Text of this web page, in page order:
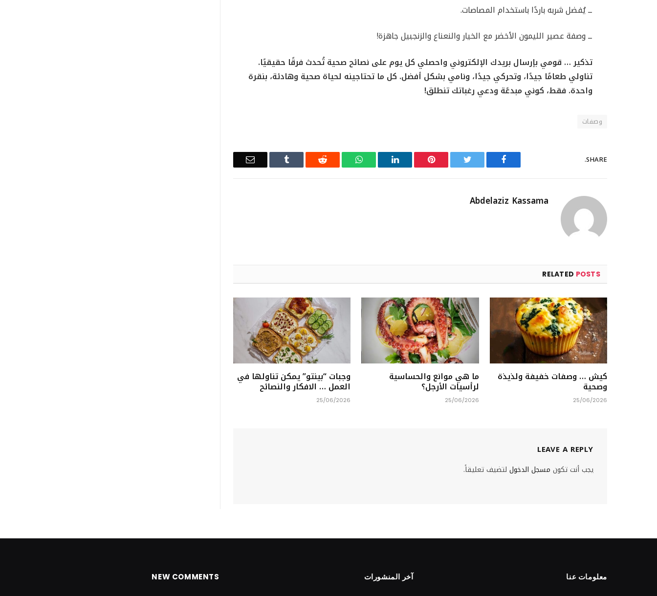
ــ يُفضل شربه باردًا باستخدام المصاصات.
ــ وصفة عصير الليمون الأخضر مع الخيار والنعناع والزنجبيل جاهزة!
تذكير … قومي بإرسال بريدك الإلكتروني واحصلي كل يوم على نصائح صحية تُحدث فرقًا حقيقيًا.
تناولي طعامًا جيدًا، وتحركي جيدًا، ونامي بشكل أفضل. كل ما تحتاجينه لحياة صحية وهادئة، بنقرة
واحدة. فقط، كوني مبدعًة ودعي رغباتك تنطلق!
وصفات
SHARE.
Facebook
Pinterest
LinkedIn
WhatsApp
Reddit
Tumblr
Email
Abdelaziz Kassama
RELATED POSTS
كيش … وصفات خفيفة ولذيذة
وصحية
25/06/2026
ما هي موانع والحساسية
لرأسيات الأرجل؟
25/06/2026
وجبات “بينتو” يمكن تناولها في
العمل … الافكار والنصائح
25/06/2026
LEAVE A REPLY
يجب أنت تكون مسجل الدخول لتضيف تعليقاً.
معلومات عنا آخر المنشورات NEW COMMENTS